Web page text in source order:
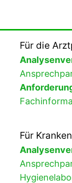
Für die
Für